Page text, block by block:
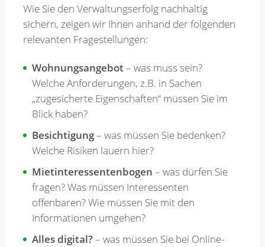
Wie Sie den Verwaltungserfolg nachhaltig
sichern, zeigen wir Ihnen anhand der folgenden
relevanten Fragestellungen:
Wohnungsangebot– was muss sein?
Welche Anforderungen, z.B. in Sachen
„zugesicherte Eigenschaften“ müssen Sie im
Blick haben?
Besichtigung– was müssen Sie bedenken?
Welche Risiken lauern hier?
Mietinteressentenbogen – was dürfen Sie
fragen? Was müssen Interessenten
offenbaren? Wie müssen Sie mit den
Informationen umgehen?
Alles digital?– was müssen Sie bei Online-